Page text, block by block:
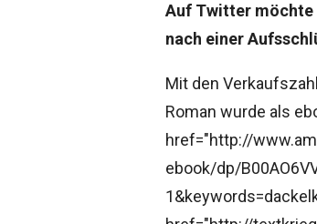
Auf Twitter möchte
nach einer
Mit den
Roman wurde als
href="http://
ebook/dp/